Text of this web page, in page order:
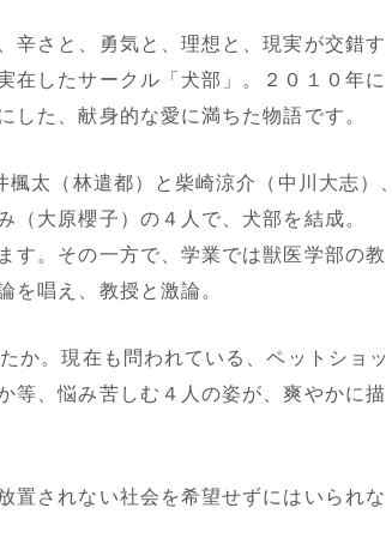
さと、勇気と、理想と、現実が交錯す
在したサークル「犬部」。２０１０年に
た、献身的な愛に満ちた物語です。
太（林遣都）と柴崎涼介（中川大志）、
大原櫻子）の４人で、犬部を結成。
す。その一方で、学業では獣医学部の教
を唱え、教授と激論。
か。現在も問われている、ペットショッ
等、悩み苦しむ４人の姿が、爽やかに描
されない社会を希望せずにはいられな